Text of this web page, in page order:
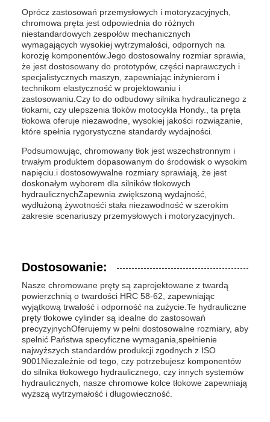
Oprócz zastosowań przemysłowych i motoryzacyjnych,
chromowa pręta jest odpowiednia do różnych
niestandardowych zespołów mechanicznych
wymagających wysokiej wytrzymałości, odpornych na
korozję komponentów.Jego dostosowalny rozmiar sprawia,
że jest dostosowany do prototypów, części naprawczych i
specjalistycznych maszyn, zapewniając inżynierom i
technikom elastyczność w projektowaniu i
zastosowaniu.Czy to do odbudowy silnika hydraulicznego z
tłokami, czy ulepszenia tłoków motocykla Hondy., ta pręta
tłokowa oferuje niezawodne, wysokiej jakości rozwiązanie,
które spełnia rygorystyczne standardy wydajności.
Podsumowując, chromowany tłok jest wszechstronnym i
trwałym produktem dopasowanym do środowisk o wysokim
napięciu.i dostosowywalne rozmiary sprawiają, że jest
doskonałym wyborem dla silników tłokowych
hydraulicznychZapewnia zwiększoną wydajność,
wydłużoną żywotnośći stała niezawodność w szerokim
zakresie scenariuszy przemysłowych i motoryzacyjnych.
Dostosowanie:
Nasze chromowane pręty są zaprojektowane z twardą
powierzchnią o twardości HRC 58-62, zapewniając
wyjątkową trwałość i odporność na zużycie.Te hydrauliczne
pręty tłokowe cylinder są idealne do zastosowań
precyzyjnychOferujemy w pełni dostosowalne rozmiary, aby
spełnić Państwa specyficzne wymagania,spełnienie
najwyższych standardów produkcji zgodnych z ISO
9001Niezależnie od tego, czy potrzebujesz komponentów
do silnika tłokowego hydraulicznego, czy innych systemów
hydraulicznych, nasze chromowe kolce tłokowe zapewniają
wyższą wytrzymałość i długowieczność.